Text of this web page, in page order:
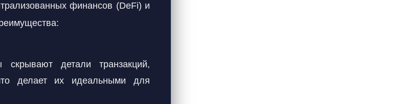
финансов (DeFi) и
скрывают детали транзакций,
делает их идеальными для